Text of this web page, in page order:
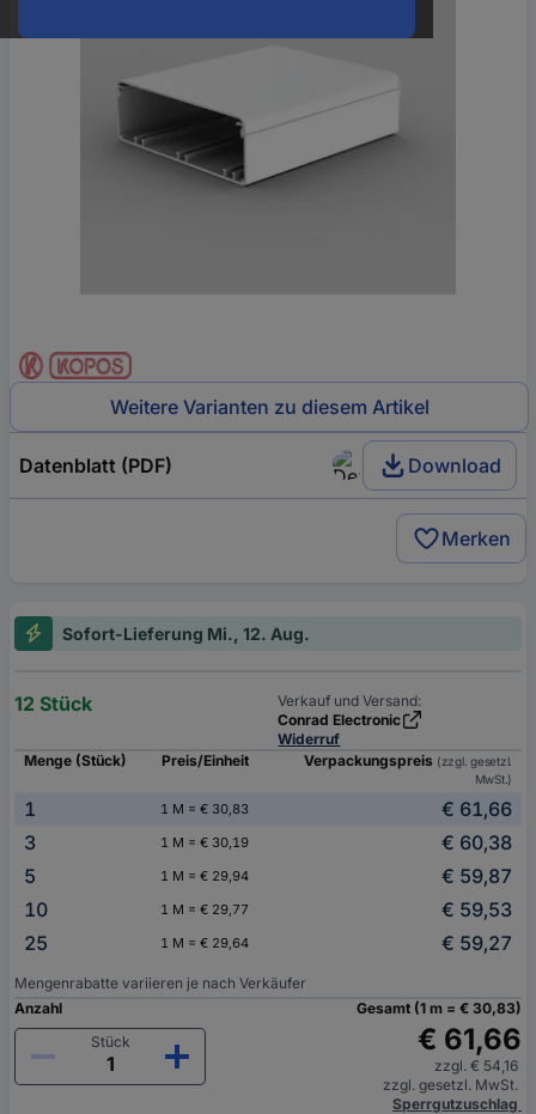
Weitere Varianten zu diesem Artikel
Datenblatt (PDF) Download
Merken
Sofort-Lieferung Mi., 12. Aug.
12 Stück
Verkauf und Versand:
Conrad Electronic
Widerruf
Menge (Stück)
Preis/Einheit Verpackungspreis (zzgl. gesetzl.
MwSt.)
1 1 M = € 30,83
€ 61,66
3
1 M = € 30,19
€ 60,38
5
1 M = € 29,94
€ 59,87
10
1 M = € 29,77
€ 59,53
25
1 M = € 29,64 € 59,27
Mengenrabatte variieren je nach Verkäufer
Anzahl
Stück
Gesamt (1 m = € 30,83)
€ 61,66
zzgl. € 54,16
zzgl. gesetzl. MwSt.
Sperrgutzuschlag